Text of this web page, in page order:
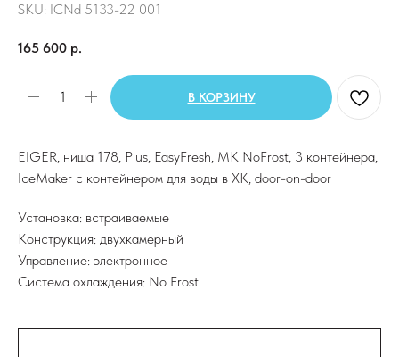
SKU: ICNd 5133-22 001
165 600 р.
В КОРЗИНУ
EIGER, ниша 178, Plus, EasyFresh, МК NoFrost, 3 контейнера,
IceMaker c контейнером для воды в ХК, door-on-door
Установка: встраиваемые
Конструкция: двухкамерный
Управление: электронное
Система охлаждения: No Frost